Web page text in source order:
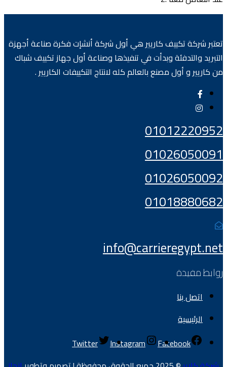
تعتبر شركة تكييف كاريير هي أول شركة أنشإت فكرة صناعة أجهزة
التبريد والتدفئة وبدأت في تنفيذها وصناعة أول جهاز تكييف شباك
من كاريير و أول مصنع بالعالم كله لانتاج التكييفات الكاريير .
01012220952
01026050091
01026050092
01018880682
info@carrieregypt.net
روابط مفيدة
اتصل بنا
الرئيسية
Facebook
Instagram
Twitter